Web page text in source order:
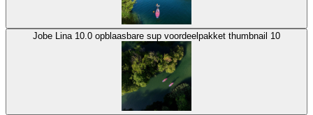
Jobe Lina 10.0 opblaasbare sup voordeelpakket thumbnail 10